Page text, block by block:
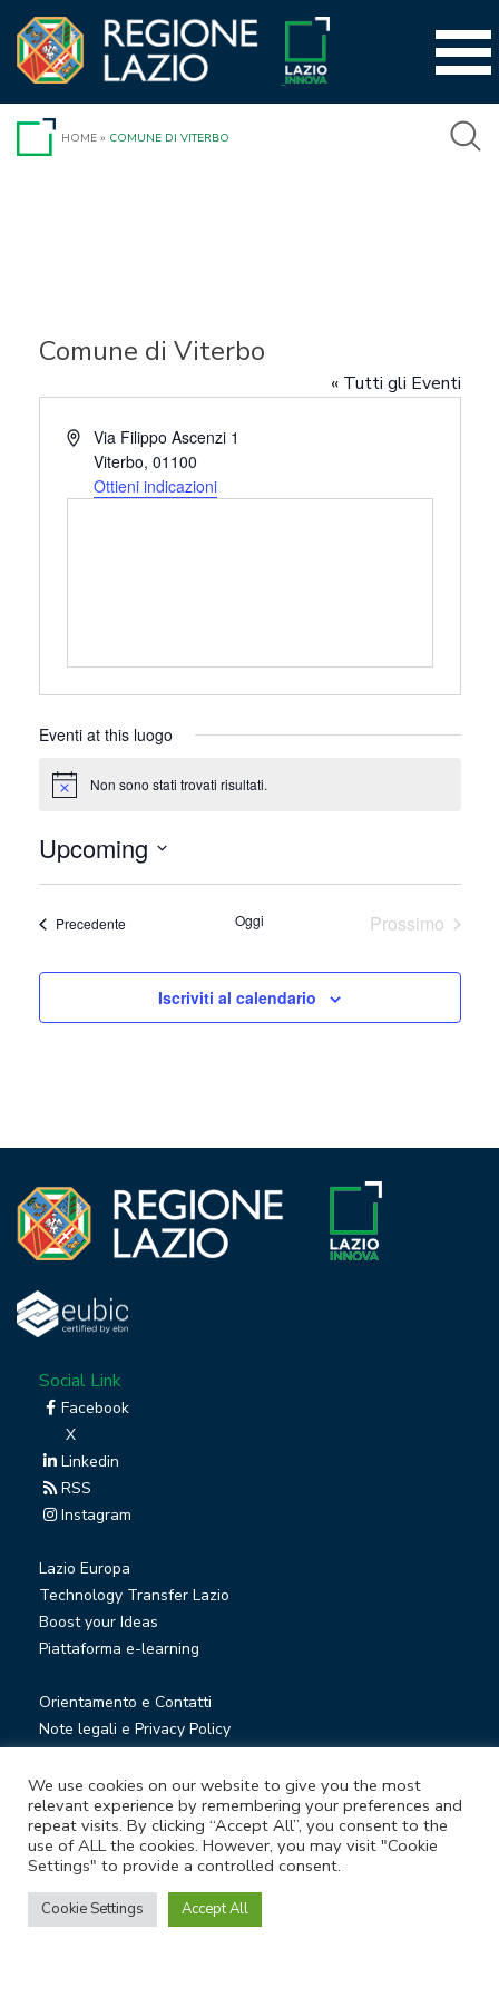
contenuto
HOME » COMUNE DI VITERBO
Comune di Viterbo
« Tutti gli Eventi
IndirizzoVia Filippo Ascenzi 1
Viterbo, 01100
Ottieni indicazioni
Eventi at this luogo
Notice Non sono stati trovati risultati.
Upcoming
Seleziona
data.PrecedenteEventi Oggi
Prossimo
Iscriviti al calendario
Social Link
Facebook
X
Linkedin
RSS
Instagram
Lazio Europa
Technology Transfer Lazio
Boost your Ideas
Piattaforma e-learning
Orientamento e Contatti
Note legali e Privacy Policy
Società trasparente
Whistleblowing
© Lazio Innova S.p.A. società soggetta a direzione e
coordinamento della Regione Lazio
Sede legale Via Marco Aurelio 26 A - 00184 Roma
We use cookies on our website to give you the most
relevant experience by remembering your preferences and
repeat visits. By clicking “Accept All”, you consent to the
use of ALL the cookies. However, you may visit "Cookie
Settings" to provide a controlled consent.
Cookie Settings Accept All